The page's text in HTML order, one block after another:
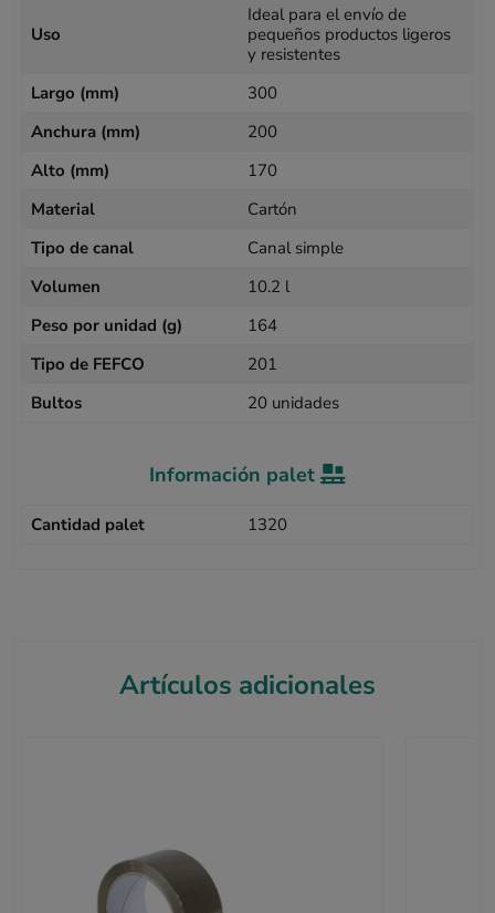
Uso
Ideal para el envío de
pequeños productos ligeros
y resistentes
Largo (mm)
300
Anchura (mm)
200
Alto (mm)
170
Material
Cartón
Tipo de canal
Canal simple
Volumen
10.2 l
Peso por unidad (g)
164
Tipo de FEFCO
201
Bultos
20 unidades
Información palet
Cantidad palet 1320
Artículos adicionales